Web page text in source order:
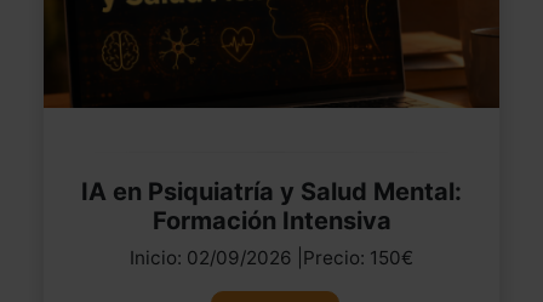
IA en Psiquiatría y Salud Mental:
Formación Intensiva
Inicio: 02/09/2026 |Precio: 150€